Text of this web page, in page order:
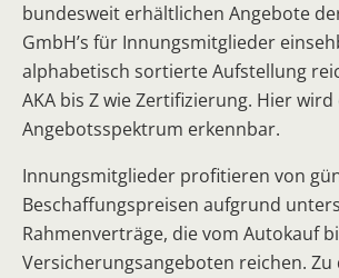
bundesweit erhältlichen Angebote
GmbH’s für Innungsmitglieder
alphabetisch sortierte Aufstellung
AKA bis Z wie Zertifizierung. Hier
Angebotsspektrum erkennbar.
Innungsmitglieder profitieren von
Beschaffungspreisen aufgrund
Rahmenverträge, die vom Autokauf
Versicherungsangeboten reichen. Zu